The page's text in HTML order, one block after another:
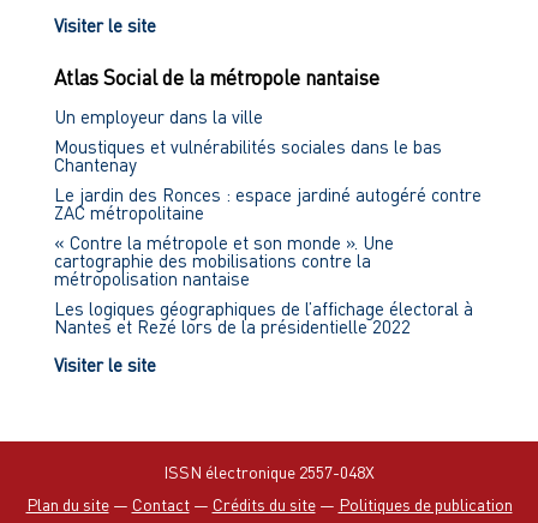
Visiter le site
Atlas Social de la métropole nantaise
Un employeur dans la ville
Moustiques et vulnérabilités sociales dans le bas
Chantenay
Le jardin des Ronces : espace jardiné autogéré contre
ZAC métropolitaine
« Contre la métropole et son monde ». Une
cartographie des mobilisations contre la
métropolisation nantaise
Les logiques géographiques de l’affichage électoral à
Nantes et Rezé lors de la présidentielle 2022
Visiter le site
ISSN électronique 2557-048X
Plan du site— Contact— Crédits du site— Politiques de publication